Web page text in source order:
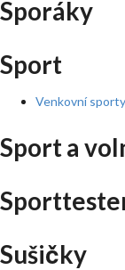
Sporáky
Sport
Venkovní sporty
Sport a
Sušičky